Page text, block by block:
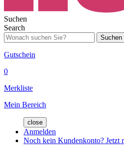
Suchen
Search
Suchen
Gutschein
0
Merkliste
Mein Bereich
close
Anmelden
Noch kein Kundenkonto? Jetzt